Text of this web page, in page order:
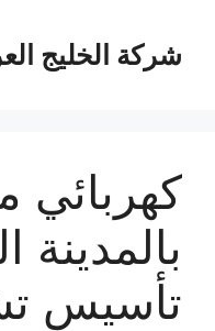
المحتوىشركة الخليج
كهربائي
بالمدينة
تأسيس